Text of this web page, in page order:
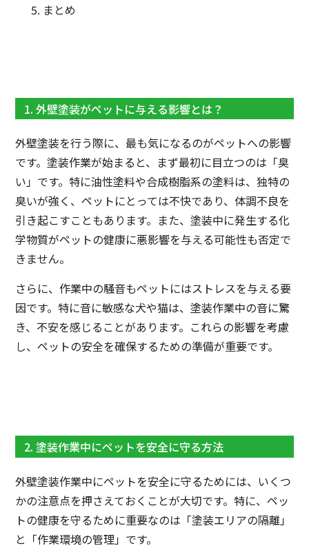
まとめ
1. 外壁塗装がペットに与える影響とは？
外壁塗装を行う際に、最も気になるのがペットへの影響
です。塗装作業が始まると、まず最初に目立つのは「臭
い」です。特に油性塗料や合成樹脂系の塗料は、独特の
臭いが強く、ペットにとっては不快であり、体調不良を
引き起こすこともあります。また、塗装中に発生する化
学物質がペットの健康に悪影響を与える可能性も否定で
きません。
さらに、作業中の騒音もペットにはストレスを与える要
因です。特に音に敏感な犬や猫は、塗装作業中の音に驚
き、不安を感じることがあります。これらの影響を考慮
し、ペットの安全を確保するための準備が重要です。
2. 塗装作業中にペットを安全に守る方法
外壁塗装作業中にペットを安全に守るためには、いくつ
かの注意点を押さえておくことが大切です。特に、ペッ
トの健康を守るために重要なのは「塗装エリアの隔離」
と「作業環境の管理」です。